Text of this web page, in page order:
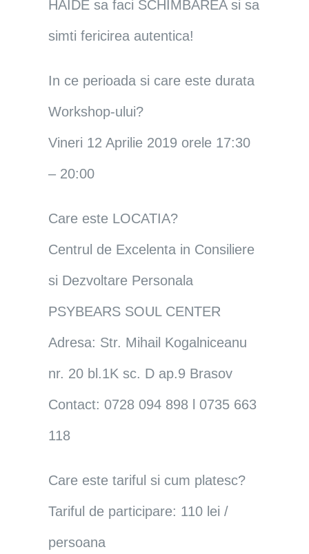
HAIDE sa faci SCHIMBAREA si sa
simti fericirea autentica!
In ce perioada si care este durata
Workshop-ului?
Vineri 12 Aprilie 2019 orele 17:30
– 20:00
Care este LOCATIA?
Centrul de Excelenta in Consiliere
si Dezvoltare Personala
PSYBEARS SOUL CENTER
Adresa: Str. Mihail Kogalniceanu
nr. 20 bl.1K sc. D ap.9 Brasov
Contact: 0728 094 898 l 0735 663
118
Care este tariful si cum platesc?
Tariful de participare: 110 lei /
persoana